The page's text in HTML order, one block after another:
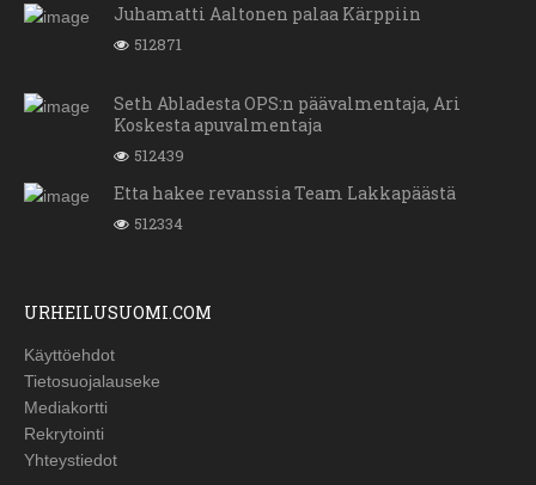
Juhamatti Aaltonen palaa Kärppiin
512871
Seth Abladesta OPS:n päävalmentaja, Ari
Koskesta apuvalmentaja
512439
Etta hakee revanssia Team Lakkapäästä
512334
URHEILUSUOMI.COM
Käyttöehdot
Tietosuojalauseke
Mediakortti
Rekrytointi
Yhteystiedot